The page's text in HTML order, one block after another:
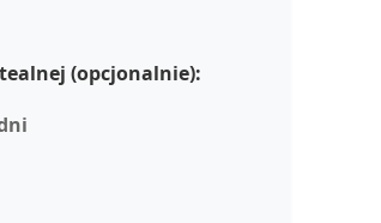
(opcjonalnie):